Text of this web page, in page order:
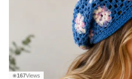
◉167Views